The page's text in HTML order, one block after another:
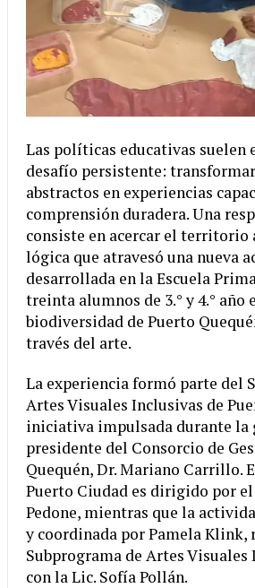
Las políticas educativas suelen
desafío persistente:
abstractos en experiencias
comprensión duradera. Una
consiste en acercar el territorio
lógica que atravesó una nueva
desarrollada en la Escuela
treinta alumnos de 3.° y 4.° año
biodiversidad de Puerto
través del arte.
La experiencia formó parte del
Artes Visuales Inclusivas de
iniciativa impulsada durante la
presidente del Consorcio de
Quequén, Dr. Mariano Carrillo.
Puerto Ciudad es dirigido por
Pedone, mientras que la
y coordinada por Pamela Klink,
Subprograma de Artes
con la Lic. Sofía Pollán.